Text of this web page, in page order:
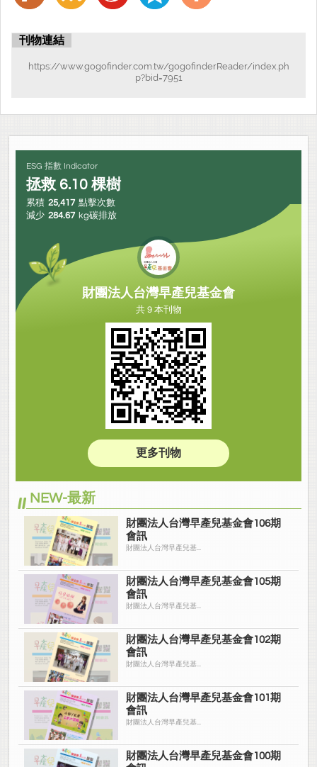
刊物連結
https://www.gogofinder.com.tw/gogofinderReader/index.ph
p?bid=7951
ESG 指數 Indicator
拯救 6.10 棵樹
累積 25,417 點擊次數
減少 284.67 kg碳排放
財團法人台灣早產兒基金會
共 9 本刊物
更多刊物
NEW-最新
財團法人台灣早產兒基金會106期
會訊
財團法人台灣早產兒基...
財團法人台灣早產兒基金會105期
會訊
財團法人台灣早產兒基...
財團法人台灣早產兒基金會102期
會訊
財團法人台灣早產兒基...
財團法人台灣早產兒基金會101期
會訊
財團法人台灣早產兒基...
財團法人台灣早產兒基金會100期